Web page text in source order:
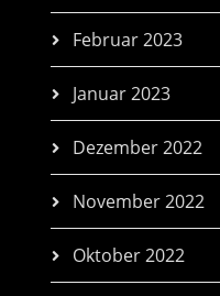
Februar 2023
Januar 2023
Dezember 2022
November 2022
Oktober 2022